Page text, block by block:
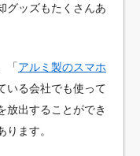
グッズもたくさんあ
「アルミ製のスマホ
いる会社でも使って
放出することができ
ます。